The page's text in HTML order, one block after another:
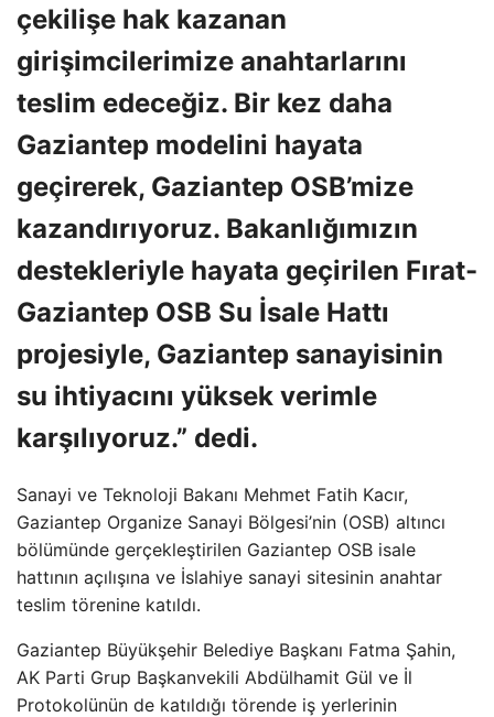
çekilişe hak kazanan
girişimcilerimize anahtarlarını
teslim edeceğiz. Bir kez daha
Gaziantep modelini hayata
geçirerek, Gaziantep OSB’mize
kazandırıyoruz. Bakanlığımızın
destekleriyle hayata geçirilen Fırat-
Gaziantep OSB Su İsale Hattı
projesiyle, Gaziantep sanayisinin
su ihtiyacını yüksek verimle
karşılıyoruz.” dedi.
Sanayi ve Teknoloji Bakanı Mehmet Fatih Kacır,
Gaziantep Organize Sanayi Bölgesi’nin (OSB) altıncı
bölümünde gerçekleştirilen Gaziantep OSB isale
hattının açılışına ve İslahiye sanayi sitesinin anahtar
teslim törenine katıldı.
Gaziantep Büyükşehir Belediye Başkanı Fatma Şahin,
AK Parti Grup Başkanvekili Abdülhamit Gül ve İl
Protokolünün de katıldığı törende iş yerlerinin